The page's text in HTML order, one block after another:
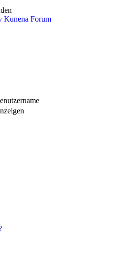
Kunena Forum